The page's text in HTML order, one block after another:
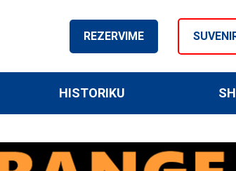
REZERVIME
HISTORIKU